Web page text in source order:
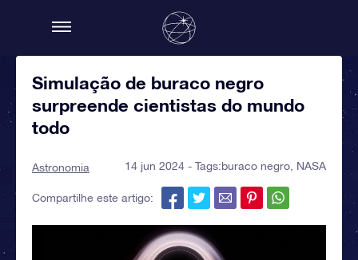
Simulação de buraco negro
surpreende cientistas do mundo
todo
Astronomia 14 jun 2024 - Tags:buraco negro NASA
Compartilhe este artigo: